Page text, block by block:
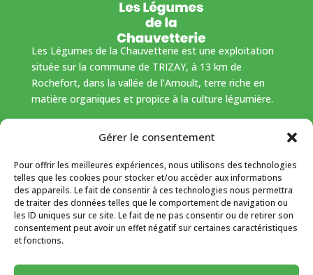
Gérer le consentement
Pour offrir les meilleures expériences, nous utilisons des technologies
telles que les cookies pour stocker et/ou accéder aux informations
des appareils. Le fait de consentir à ces technologies nous permettra
de traiter des données telles que le comportement de navigation ou
les ID uniques sur ce site. Le fait de ne pas consentir ou de retirer son
consentement peut avoir un effet négatif sur certaines caractéristiques
et fonctions.
Les Légumes de la Chauvetterie est une exploitation
située sur la commune de TRIZAY, à 13 km de
Rochefort, dans la vallée de l’Arnoult, terre riche en
matière organiques et propice à la culture légumière.
NOS PANIERS DE SAISON.NOTRE BOUTIQUE EN
CONTACT
Vente directe à la Ferme
Nous vous accueillons les mercredi, jeudi et vendredi
de 15h00 à 18h30
au 4 Chemin des Sorins, 17250 TRIZAY